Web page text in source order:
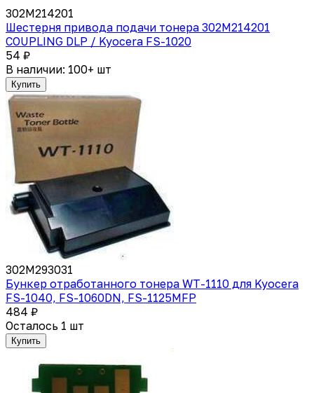
302M214201
Шестерня привода подачи тонера 302M214201
COUPLING DLP / Kyocera FS-1020
54 ₽
В наличии: 100+ шт
Купить
302M293031
Бункер отработанного тонера WT-1110 для Kyocera
FS-1040, FS-1060DN, FS-1125MFP
484 ₽
Осталось 1 шт
Купить